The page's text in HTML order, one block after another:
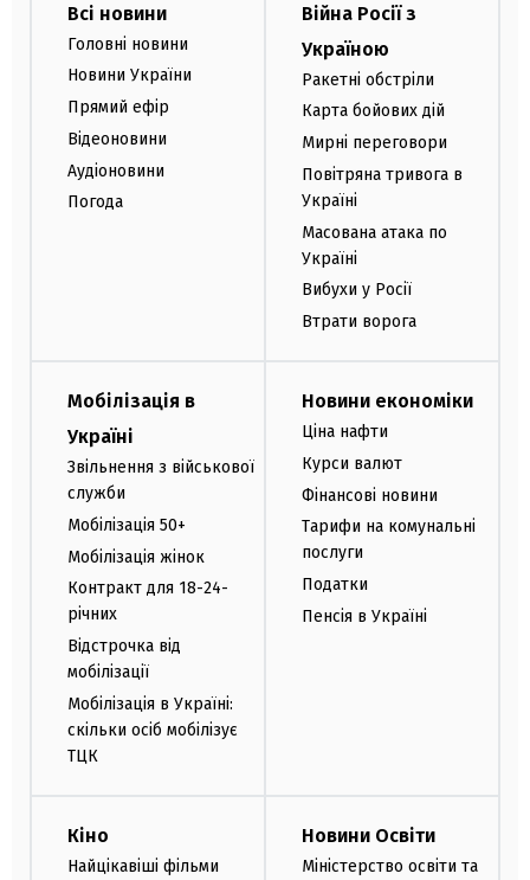
Всі новини
Головні новини
Новини України
Прямий ефір
Відеоновини
Аудіоновини
Погода
Війна Росії з
Україною
Ракетні обстріли
Карта бойових дій
Мирні переговори
Повітряна тривога в
Україні
Масована атака по
Україні
Вибухи у Росії
Втрати ворога
Мобілізація в
Україні
Звільнення з військової
служби
Мобілізація 50+
Мобілізація жінок
Контракт для 18-24-
річних
Відстрочка від
мобілізації
Мобілізація в Україні:
скільки осіб мобілізує
ТЦК
Новини економіки
Ціна нафти
Курси валют
Фінансові новини
Тарифи на комунальні
послуги
Податки
Пенсія в Україні
Кіно
Найцікавіші фільми
Новини Освіти
Міністерство освіти та